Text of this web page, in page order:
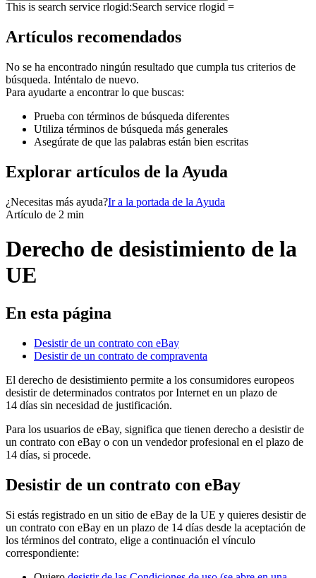
This is search service rlogid:Search service rlogid =
Artículos recomendados
No se ha encontrado ningún resultado que cumpla tus criterios de
búsqueda. Inténtalo de nuevo.
Para ayudarte a encontrar lo que buscas:
Prueba con términos de búsqueda diferentes
Utiliza términos de búsqueda más generales
Asegúrate de que las palabras están bien escritas
Explorar artículos de la Ayuda
¿Necesitas más ayuda?Ir a la portada de la Ayuda
Artículo de 2 min
Derecho de desistimiento de la
UE
En esta página
Desistir de un contrato con eBay
Desistir de un contrato de compraventa
El derecho de desistimiento permite a los consumidores europeos
desistir de determinados contratos por Internet en un plazo de
14 días sin necesidad de justificación.
Para los usuarios de eBay, significa que tienen derecho a desistir de
un contrato con eBay o con un vendedor profesional en el plazo de
14 días, si procede.
Desistir de un contrato con eBay
Si estás registrado en un sitio de eBay de la UE y quieres desistir de
un contrato con eBay en un plazo de 14 días desde la aceptación de
los términos del contrato, elige a continuación el vínculo
correspondiente: